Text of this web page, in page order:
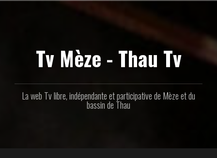
Tv Mèze - Thau Tv
La web Tv libre, indépendante et participative de Mèze et du
bassin de Thau